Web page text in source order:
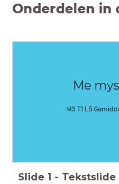
Onderdelen in
Me
M3 T1 L5
Slide 1 - Tekstslide